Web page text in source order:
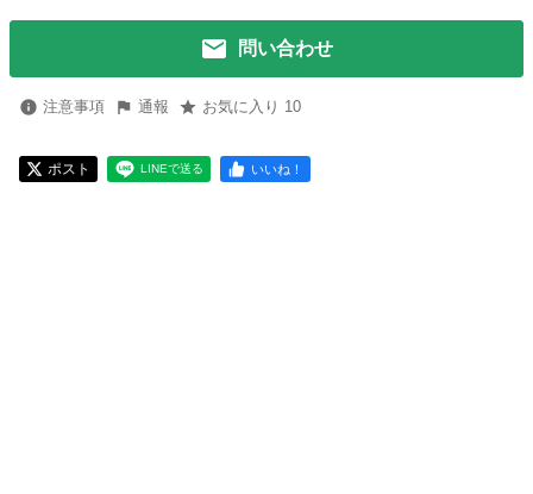
問い合わせ
注意事項 通報 お気に入り 10
ポスト LINEで送る いいね！